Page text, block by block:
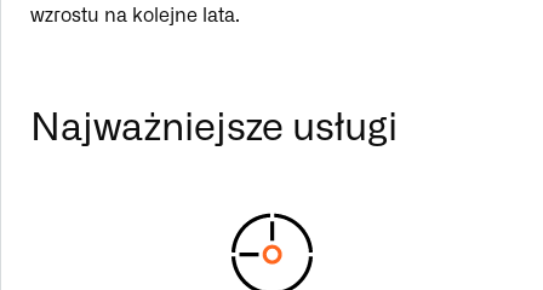
wzrostu na kolejne lata.
Najważniejsze usługi